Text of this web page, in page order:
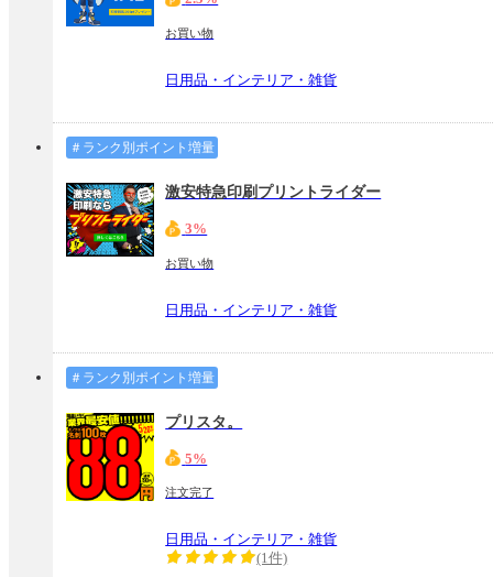
お買い物
日用品・インテリア・雑貨
＃ランク別ポイント増量
激安特急印刷プリントライダー
3%
お買い物
日用品・インテリア・雑貨
＃ランク別ポイント増量
プリスタ。
5%
注文完了
日用品・インテリア・雑貨
(1件)